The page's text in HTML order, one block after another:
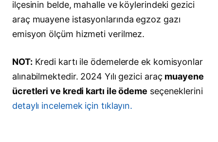
ilçesinin belde, mahalle ve köylerindeki gezici
araç muayene istasyonlarında egzoz gazı
emisyon ölçüm hizmeti verilmez.
NOT: Kredi kartı ile ödemelerde ek komisyonlar
alınabilmektedir. 2024 Yılı gezici araç muayene
ücretleri ve kredi kartı ile ödeme seçeneklerini
detaylı incelemek için tıklayın.